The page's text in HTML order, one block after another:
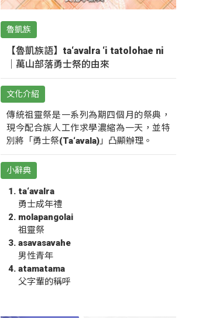
魯凱族
【魯凱族語】ta‘avalra ‘i tatolohae ni
｜萬山部落勇士祭的由來
文化介紹
傳統祖靈祭是一系列為期四個月的祭典，
現今配合族人工作求學濃縮為一天，並特
別將「勇士祭(Ta‘avala)」凸顯辦理。
小辭典
ta‘avalra
勇士成年禮
molapangolai
祖靈祭
asavasavahe
男性青年
atamatama
父字輩的稱呼